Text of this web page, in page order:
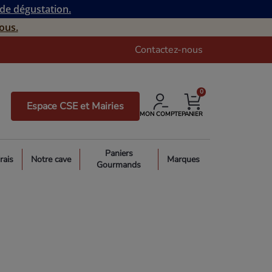
dégustation.
Contactez-nous
Espace CSE et Mairies
MON COMPTEPANIER
0
Notre cave
Paniers
Gourmands
Marques